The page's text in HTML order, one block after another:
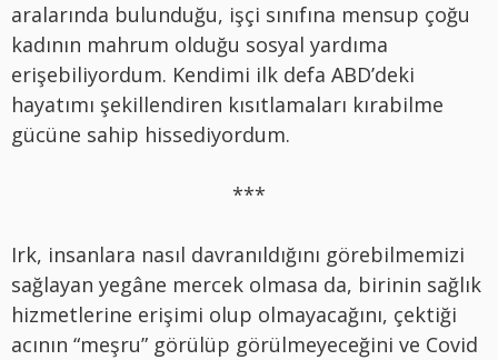
aralarında bulunduğu, işçi sınıfına mensup çoğu
kadının mahrum olduğu sosyal yardıma
erişebiliyordum. Kendimi ilk defa ABD’deki
hayatımı şekillendiren kısıtlamaları kırabilme
gücüne sahip hissediyordum.
***
Irk, insanlara nasıl davranıldığını görebilmemizi
sağlayan yegâne mercek olmasa da, birinin sağlık
hizmetlerine erişimi olup olmayacağını, çektiği
acının “meşru” görülüp görülmeyeceğini ve Covid